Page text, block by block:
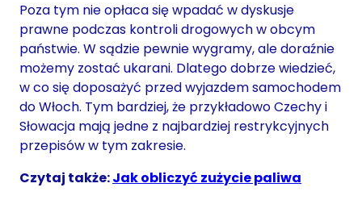
Poza tym nie opłaca się wpadać w dyskusje
prawne podczas kontroli drogowych w obcym
państwie. W sądzie pewnie wygramy, ale doraźnie
możemy zostać ukarani. Dlatego dobrze wiedzieć,
w co się doposażyć przed wyjazdem samochodem
do Włoch. Tym bardziej, że przykładowo Czechy i
Słowacja mają jedne z najbardziej restrykcyjnych
przepisów w tym zakresie.
Czytaj także:Jak obliczyć zużycie paliwa